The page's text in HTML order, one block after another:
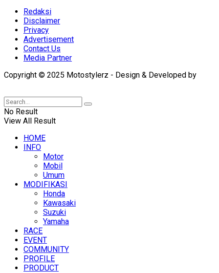
Redaksi
Disclaimer
Privacy
Advertisement
Contact Us
Media Partner
Copyright © 2025 Motostylerz - Design & Developed by
No Result
View All Result
HOME
INFO
Motor
Mobil
Umum
MODIFIKASI
Honda
Kawasaki
Suzuki
Yamaha
RACE
EVENT
COMMUNITY
PROFILE
PRODUCT